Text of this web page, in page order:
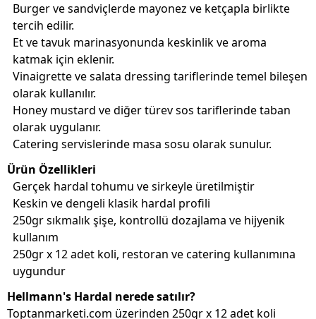
Burger ve sandviçlerde mayonez ve ketçapla birlikte
tercih edilir.
Et ve tavuk marinasyonunda keskinlik ve aroma
katmak için eklenir.
Vinaigrette ve salata dressing tariflerinde temel bileşen
olarak kullanılır.
Honey mustard ve diğer türev sos tariflerinde taban
olarak uygulanır.
Catering servislerinde masa sosu olarak sunulur.
Ürün Özellikleri
Gerçek hardal tohumu ve sirkeyle üretilmiştir
Keskin ve dengeli klasik hardal profili
250gr sıkmalık şişe, kontrollü dozajlama ve hijyenik
kullanım
250gr x 12 adet koli, restoran ve catering kullanımına
uygundur
Hellmann's Hardal nerede satılır?
Toptanmarketi.com üzerinden 250gr x 12 adet koli